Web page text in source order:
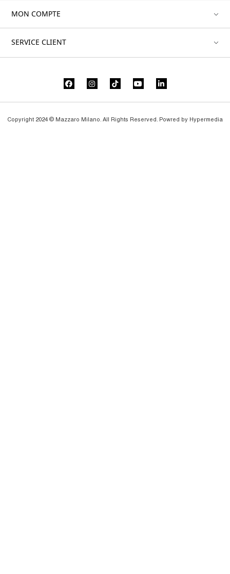
MON COMPTE
SERVICE CLIENT
Copyright 2024 © Mazzaro Milano. All Rights Reserved. Powred by Hypermedia